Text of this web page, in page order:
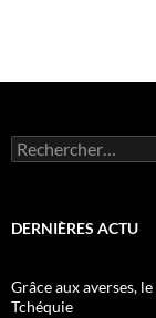
Rechercher :
DERNIÈRES ACTU
Grâce aux averses,
Tchéquie